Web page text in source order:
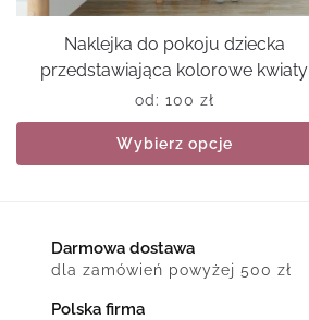
Naklejka do pokoju dziecka
przedstawiająca kolorowe kwiaty
od: 100 zł
Wybierz opcje
Darmowa dostawa
dla zamówień powyżej 500 zł
Polska firma